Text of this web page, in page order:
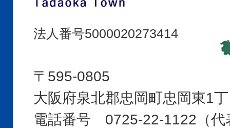
Tadaoka
Town
法人番号5000020273414
〒595-0805
大阪府泉北郡忠岡町忠岡東1
電話番号 0725-22-1122（